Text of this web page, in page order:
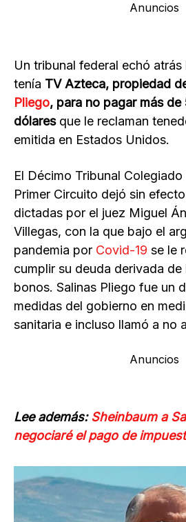
Anuncios
Un tribunal federal echó
tenía TV Azteca, propiedad
Pliego, para no pagar más
dólares que le reclaman
emitida en Estados Unidos.
El Décimo Tribunal
Primer Circuito dejó sin
dictadas por el juez Miguel
Villegas, con la que bajo el
pandemia por Covid-19 se le
cumplir su deuda derivada de
bonos. Salinas Pliego fue un
medidas del gobierno en
sanitaria e incluso llamó a no
Anuncios
Lee además:Sheinbaum a
negociaré el pago de